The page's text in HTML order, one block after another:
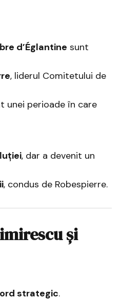
d’Églantine sunt
, liderul Comitetului de
unei perioade în care
, dar a devenit un
, condus de Robespierre.
și
strategic.